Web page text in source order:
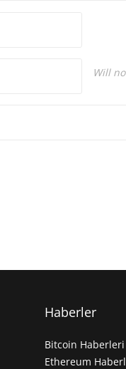
Will
Haberler
Bitcoin Haberleri
Ethereum